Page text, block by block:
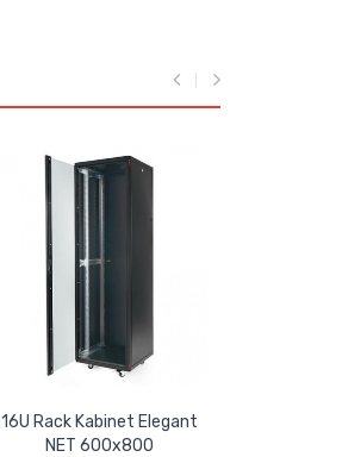
16U Rack Kabinet Elegant
NET 600x800